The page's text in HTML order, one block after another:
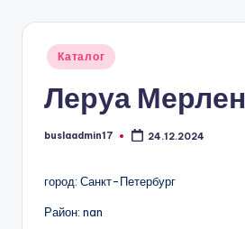
Опубликовано
Каталог
Леруа Мерлен
Запись
buslaadmin17 24.12.2024
город: Санкт-Петербург
Район: nan